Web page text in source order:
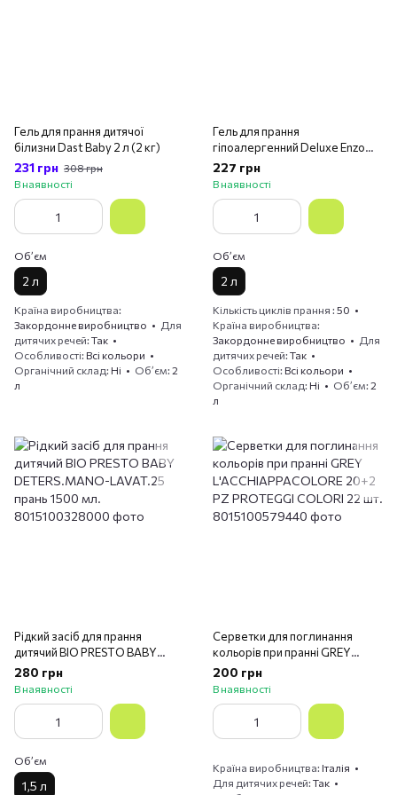
Гель для прання дитячої
білизни Dast Baby 2 л (2 кг)
231 грн 308 грн
В наявності
Обʼєм
2 л
Країна виробництва
Закордонне виробництво
Для
дитячих речей Так
Особливості Всі кольори
Органічний склад Ні Обʼєм 2
л
Гель для прання
гіпоалергенний Deluxe Enzo
Sensitive 2 л
227 грн
В наявності
Обʼєм
2 л
Кількість циклів прання 50
Країна виробництва
Закордонне виробництво
Для
дитячих речей Так
Особливості Всі кольори
Органічний склад Ні Обʼєм 2
л
Рідкий засіб для прання
дитячий BIO PRESTO BABY
DETERS.MANO-LAVAT.25
прань 1500 мл.
280 грн
В наявності
Обʼєм
1,5 л
Серветки для поглинання
кольорів при пранні GREY
L'ACCHIAPPACOLORE 20+2 PZ
PROTEGGI COLORI 22 шт.
200 грн
В наявності
Країна виробництва Італія
Для дитячих речей Так